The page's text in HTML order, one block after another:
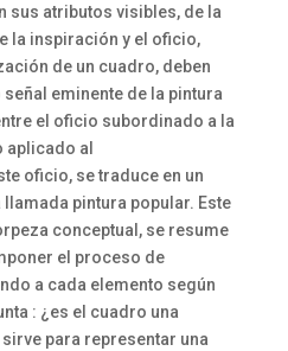
sus atributos visibles, de la
la inspiración y el oficio,
de un cuadro, deben
eminente de la pintura
el oficio subordinado a la
al
oficio, se traduce en un
pintura popular. Este
conceptual, se resume
el proceso de
a cada elemento según
: ¿es el cuadro una
para representar una